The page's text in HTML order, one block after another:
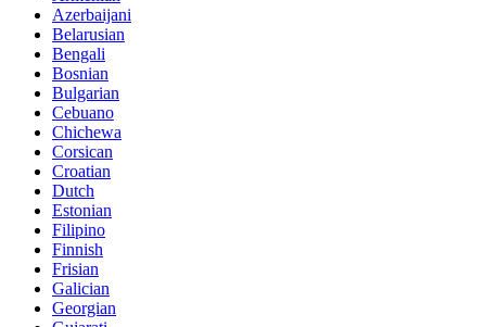
Azerbaijani
Belarusian
Bengali
Bosnian
Bulgarian
Cebuano
Chichewa
Corsican
Croatian
Dutch
Estonian
Filipino
Finnish
Frisian
Galician
Georgian